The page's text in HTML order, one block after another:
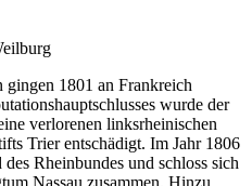
1801 an Frankreich
wurde der
verlorenen linksrheinischen
Trier entschädigt. Im Jahr 1806
Rheinbundes und schloss sich
Nassau zusammen. Hinzu